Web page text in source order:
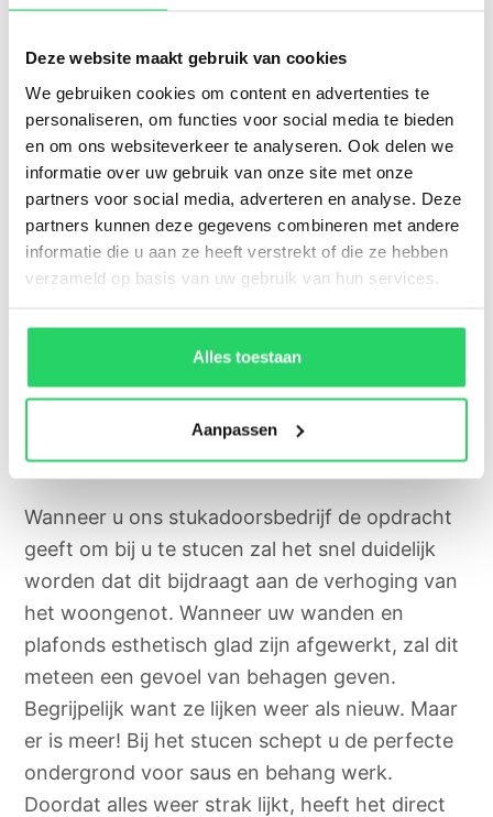
Deze website maakt gebruik van cookies
We gebruiken cookies om content en advertenties te
personaliseren, om functies voor social media te bieden
en om ons websiteverkeer te analyseren. Ook delen we
informatie over uw gebruik van onze site met onze
partners voor social media, adverteren en analyse. Deze
partners kunnen deze gegevens combineren met andere
informatie die u aan ze heeft verstrekt of die ze hebben
verzameld op basis van uw gebruik van hun services.
Alles toestaan
Aanpassen
verfraaiing.
Van ons stukadoorsbedrijf kunt
u het volgende verwachten:
Gedreven en ervaren vakmensen
Heldere afspraken en transparante prijzen
Hoogwaardige materialen en duurzame
afwerking
Gespecialiseerd in stucwerk en
schilderwerk
Wanneer u ons stukadoorsbedrijf de opdracht
geeft om bij u te stucen zal het snel duidelijk
worden dat dit bijdraagt aan de verhoging van
het woongenot. Wanneer uw wanden en
plafonds esthetisch glad zijn afgewerkt, zal dit
meteen een gevoel van behagen geven.
Begrijpelijk want ze lijken weer als nieuw. Maar
er is meer! Bij het stucen schept u de perfecte
ondergrond voor saus en behang werk.
Doordat alles weer strak lijkt, heeft het direct